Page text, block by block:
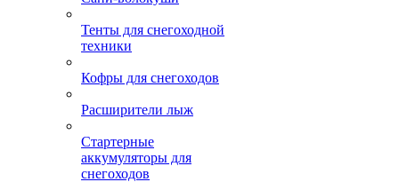
Тенты для снегоходной
техники
Кофры для снегоходов
Расширители лыж
Стартерные
аккумуляторы для
снегоходов